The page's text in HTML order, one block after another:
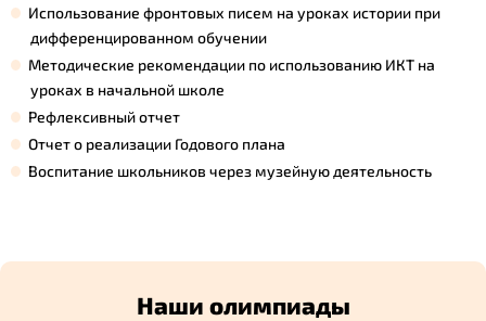
Использование фронтовых писем на уроках истории при
дифференцированном обучении
Методические рекомендации по использованию ИКТ на
уроках в начальной школе
Рефлексивный отчет
Отчет о реализации Годового плана
Воспитание школьников через музейную деятельность
Наши олимпиады